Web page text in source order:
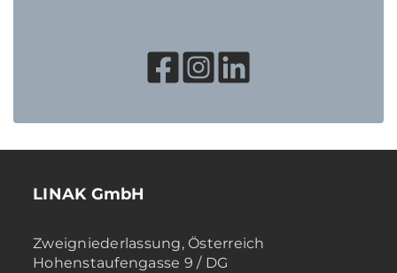
LINAK GmbH
Zweigniederlassung, Österreich
Hohenstaufengasse 9 / DG